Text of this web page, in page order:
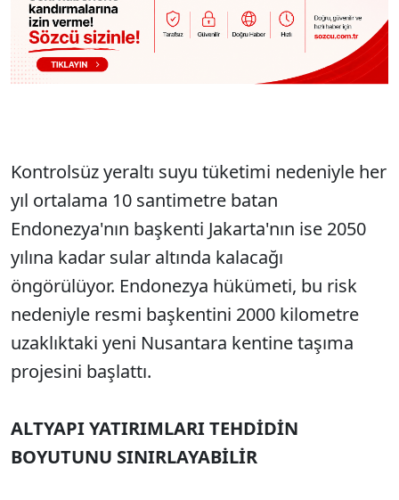
Kontrolsüz yeraltı suyu tüketimi nedeniyle her
yıl ortalama 10 santimetre batan
Endonezya'nın başkenti Jakarta'nın ise 2050
yılına kadar sular altında kalacağı
öngörülüyor. Endonezya hükümeti, bu risk
nedeniyle resmi başkentini 2000 kilometre
uzaklıktaki yeni Nusantara kentine taşıma
projesini başlattı.
ALTYAPI YATIRIMLARI TEHDİDİN
BOYUTUNU SINIRLAYABİLİR